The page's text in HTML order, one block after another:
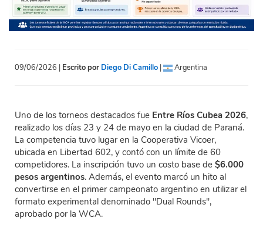
09/06/2026 | Escrito por Diego Di Camillo Argentina
Uno de los torneos destacados fue Entre Ríos Cubea 2026,
realizado los días 23 y 24 de mayo en la ciudad de Paraná.
La competencia tuvo lugar en la Cooperativa Vicoer,
ubicada en Libertad 602, y contó con un límite de 60
competidores. La inscripción tuvo un costo base de $6.000
pesos argentinos. Además, el evento marcó un hito al
convertirse en el primer campeonato argentino en utilizar el
formato experimental denominado "Dual Rounds",
aprobado por la WCA.